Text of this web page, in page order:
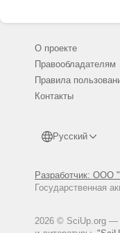
О проекте
Правообладателям
Правила
Контакты
Русский
Разработчик: ООО
Государственная
2026 © SciUp.org —